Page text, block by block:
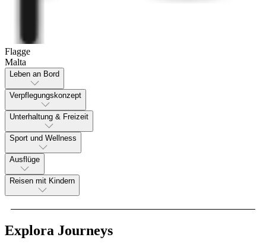
Flagge
Malta
Leben an Bord
Verpflegungskonzept
Unterhaltung & Freizeit
Sport und Wellness
Ausflüge
Reisen mit Kindern
Explora Journeys